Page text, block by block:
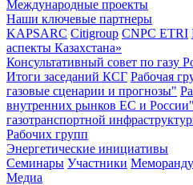
Международные проекты
Наши ключевые партнеры
KAPSARC Citigroup CNPC ETRI
аспекты Казахстана»
Консультативный совет по газу
Итоги заседаний КСГ Рабочая
газовые сценарии и прогнозы"
внутренних рынков ЕС и России"
газотранспортной
Рабочих групп
Энергетические инициативы
Семинары Участники
Медиа